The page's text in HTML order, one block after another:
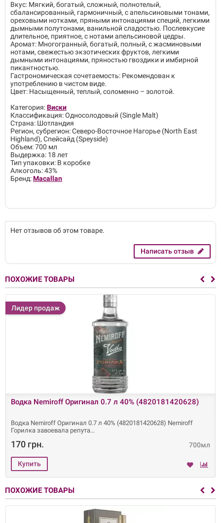
Вкус: Мягкий, богатый, сложный, полнотелый,
сбалансированный, гармоничный, с апельсиновыми тонами,
ореховыми нотками, пряными интонациями специй, легкими
дымными полутонами, ванильной сладостью. Послевкусие
длительное, приятное, с нотами апельсиновой цедры.
Аромат: Многогранный, богатый, полный, с жасминовыми
нотами, свежестью экзотических фруктов, легкими
дымными интонациями, пряностью гвоздики и имбирной
пикантностью.
Гастрономическая сочетаемость: Рекомендован к
употреблению в чистом виде.
Цвет: Насыщенный, теплый, соломенно – золотой.
Категория:Виски
Классификация: Односолодовый (Single Malt)
Страна: Шотландия
Регион, субрегион: Северо-Восточное Нагорье (North East
Highland), Спейсайд (Speyside)
Объем: 700 мл
Выдержка: 18 лет
Тип упаковки: В коробке
Алкоголь: 43%
Бренд:Macallan
Нет отзывов об этом товаре.
Написать отзыв
ПОХОЖИЕ ТОВАРЫ
Лидер продаж
Водка Nemiroff Оригинал 0.7 л 40% (4820181420628)
Водка Nemiroff Оригинал 0.7 л 40% (4820181420628) Nemiroff
Горилка завоевала репута
700мл
170 грн.
ПОХОЖИЕ ТОВАРЫ